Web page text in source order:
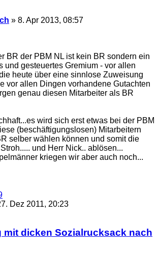
» 8. Apr 2013, 08:57
BR der PBM NL ist kein BR sondern ein
und gesteuertes Gremium - vor allen
heute über eine sinnlose Zuweisung
vor allen Dingen vorhandene Gutachten
genau diesen Mitarbeiter als BR
wird sich erst etwas bei der PBM
(beschäftigungslosen) Mitarbeitern
selber wählen können und somit die
und Herr Nick.. ablösen...
kriegen wir aber auch noch...
Dez 2011, 20:23
mit dicken Sozialrucksack nach